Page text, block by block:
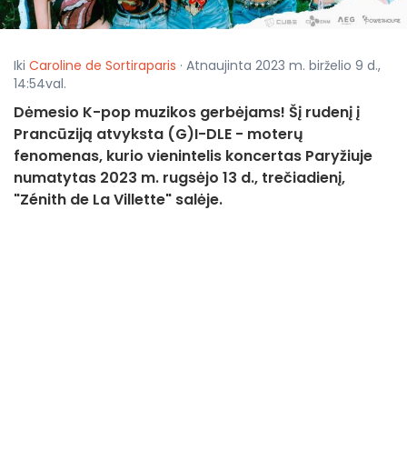
Iki Caroline de Sortiraparis · Atnaujinta 2023 m. birželio 9 d.,
14:54val.
Dėmesio K-pop muzikos gerbėjams! Šį rudenį į
Prancūziją atvyksta (G)I-DLE - moterų
fenomenas, kurio vienintelis koncertas Paryžiuje
numatytas 2023 m. rugsėjo 13 d., trečiadienį,
"Zénith de La Villette" salėje.